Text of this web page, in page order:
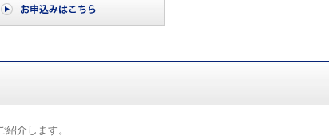
介します。